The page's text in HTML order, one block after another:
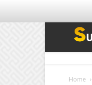
Home